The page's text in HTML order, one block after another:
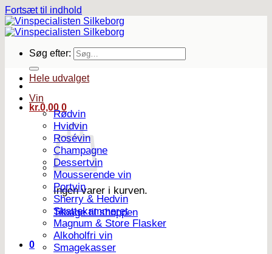
Fortsæt til indhold
Søg efter:
kr.0,00 0
Ingen varer i kurven.
Tilbage til shoppen
0
Hele udvalget
Vin
Rødvin
Hvidvin
Rosévin
Champagne
Dessertvin
Mousserende vin
Portvin
Sherry & Hedvin
Skattekammeret
Magnum & Store Flasker
Alkoholfri vin
Smagekasser